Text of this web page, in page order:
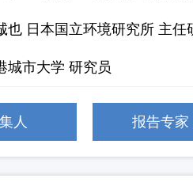
也 日本国立环境研究所 主
城市大学 研究员
人 报告专家